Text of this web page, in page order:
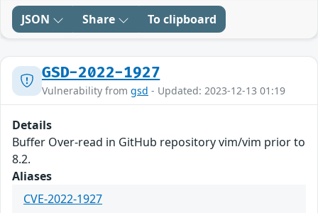
JSON Share To clipboard
GSD-2022-1927
Vulnerability from gsd - Updated: 2023-12-13 01:19
Details
Buffer Over-read in GitHub repository vim/vim prior to
8.2.
Aliases
CVE-2022-1927